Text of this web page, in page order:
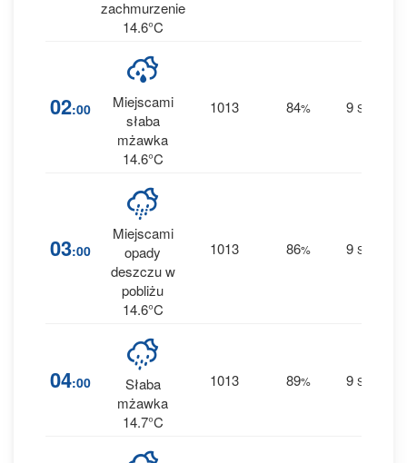
zachmurzenie
14.6°C
02:00
Miejscami
słaba
mżawka
14.6°C
1013 84% 9 SW
03:00
Miejscami
opady
deszczu w
pobliżu
14.6°C
1013 86% 9 SW
04:00
Słaba
mżawka
14.7°C
1013 89% 9 SW